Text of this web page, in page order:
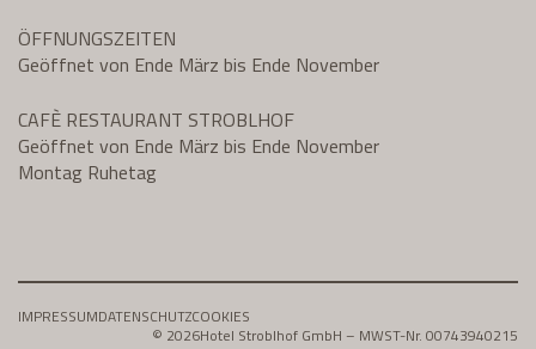
ÖFFNUNGSZEITEN
Geöffnet von Ende März bis Ende November
CAFÈ RESTAURANT STROBLHOF
Geöffnet von Ende März bis Ende November
Montag Ruhetag
IMPRESSUMDATENSCHUTZCOOKIES
© 2026Hotel Stroblhof GmbH – MWST-Nr. 00743940215